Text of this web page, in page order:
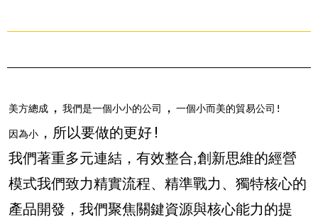
美方總成 ， 我們是一個小小的公司 ， 一個小而美的貿易公司!
因為小 ， 所以要做的更好!
我們著重多元連結 ， 有效整合,創新思維的經營
模式我們致力精實流程、 精準戰力 、 獨特核心的
產品開發， 我們聚焦關鍵資源與核心能力的提